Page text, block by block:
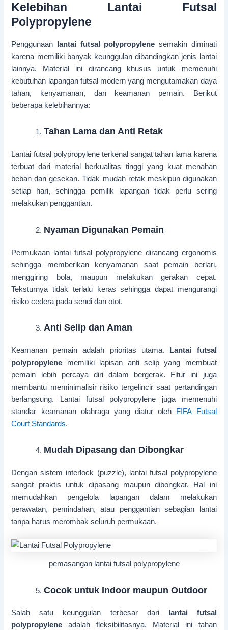
Kelebihan Lantai Futsal
Polypropylene
Penggunaan lantai futsal polypropylene semakin diminati
karena memiliki banyak keunggulan dibandingkan jenis lantai
lainnya. Material ini dirancang khusus untuk memenuhi
kebutuhan lapangan futsal modern yang mengutamakan daya
tahan, kenyamanan, dan keamanan pemain. Berikut
beberapa kelebihannya:
Tahan Lama dan Anti Retak
Lantai futsal polypropylene terkenal sangat tahan lama karena
terbuat dari material berkualitas tinggi yang kuat menahan
beban dan gesekan. Tidak mudah retak meskipun digunakan
setiap hari, sehingga pemilik lapangan tidak perlu sering
melakukan penggantian.
Nyaman Digunakan Pemain
Permukaan lantai futsal polypropylene dirancang ergonomis
sehingga memberikan kenyamanan saat pemain berlari,
menggiring bola, maupun melakukan gerakan cepat.
Teksturnya tidak terlalu keras sehingga dapat mengurangi
risiko cedera pada sendi dan otot.
Anti Selip dan Aman
Keamanan pemain adalah prioritas utama.
Lantai futsal
polypropylene memiliki lapisan anti selip yang membuat
pemain lebih percaya diri dalam bergerak. Fitur ini juga
membantu meminimalisir risiko tergelincir saat pertandingan
berlangsung. Lantai futsal polypropylene juga memenuhi
standar keamanan olahraga yang diatur oleh
FIFA Futsal
Court Standards.
Mudah Dipasang dan Dibongkar
Dengan sistem interlock (puzzle), lantai futsal polypropylene
sangat praktis untuk dipasang maupun dibongkar. Hal ini
memudahkan pengelola lapangan dalam melakukan
perawatan, pemindahan, atau penggantian sebagian lantai
tanpa harus merombak seluruh permukaan.
pemasangan lantai futsal polypropylene
Cocok untuk Indoor maupun Outdoor
Salah satu keunggulan terbesar dari
lantai futsal
polypropylene adalah fleksibilitasnya. Material ini tahan